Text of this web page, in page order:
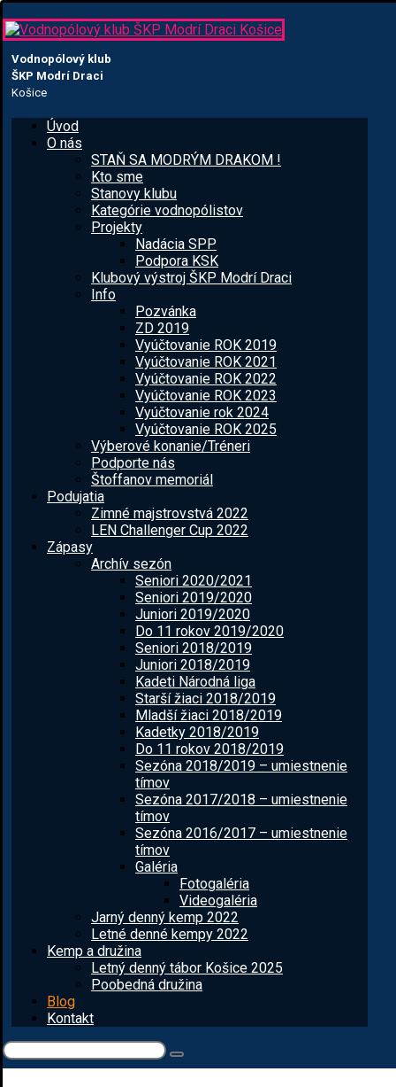
Vodnopólový klub
ŠKP Modrí Draci
Košice
Úvod
O nás
STAŇ SA MODRÝM DRAKOM !
Kto sme
Stanovy klubu
Kategórie vodnopólistov
Projekty
Nadácia SPP
Podpora KSK
Klubový výstroj ŠKP Modrí Draci
Info
Pozvánka
ZD 2019
Vyúčtovanie ROK 2019
Vyúčtovanie ROK 2021
Vyúčtovanie ROK 2022
Vyúčtovanie ROK 2023
Vyúčtovanie rok 2024
Vyúčtovanie ROK 2025
Výberové konanie/Tréneri
Podporte nás
Štoffanov memoriál
Podujatia
Zimné majstrovstvá 2022
LEN Challenger Cup 2022
Zápasy
Archív sezón
Seniori 2020/2021
Seniori 2019/2020
Juniori 2019/2020
Do 11 rokov 2019/2020
Seniori 2018/2019
Juniori 2018/2019
Kadeti Národná liga
Starší žiaci 2018/2019
Mladší žiaci 2018/2019
Kadetky 2018/2019
Do 11 rokov 2018/2019
Sezóna 2018/2019 – umiestnenie
tímov
Sezóna 2017/2018 – umiestnenie
tímov
Sezóna 2016/2017 – umiestnenie
tímov
Galéria
Fotogaléria
Videogaléria
Jarný denný kemp 2022
Letné denné kempy 2022
Kemp a družina
Letný denný tábor Košice 2025
Poobedná družina
Blog
Kontakt